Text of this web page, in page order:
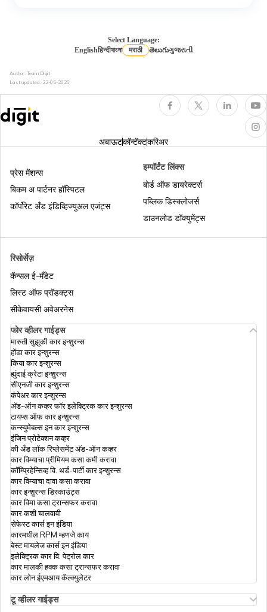
भारतात विद्यार्थी पासपोर्टसाठी
पासपोर्ट सेवा केंद्र म्हणजे काय:
पासपोर्टमध्ये ECNR म्हणजे काय:
पासपोर्टसाठी आरटीआय अर्ज कसा दाखल करावा
पासपोर्टवर नाव व पत्ता कसा बदलायचा
डुप्लिकेट पासपोर्ट कसा मिळवावा
भारतातील पासपोर्टचे विविध प्रकार
पासपोर्टला लस प्रमाणपत्राशी कसे जोडावे
Select Language:
Englishहिन्दीবাংলা मराठी తెలుగుગુજરાતી
Author: Team Digit
Last updated: 22-05-2026
अबाऊटकॉन्टॅक्टकरिअर
रिसोर्सेज़
कॅन्सल ई-मँडेट
लिस्ट ऑफ प्रॉडक्ट्स
सीकेवायसी अवेअरनेस
प्रेस मेंशन्स
बिकम अ पार्टनर हॉस्पिटल
कॉर्पोरेट अँड इंडिव्हिज्युअल एजंट्स
इम्पॉर्टंट लिंक्स
बोर्ड ऑफ डायरेक्टर्स
पब्लिक डिस्क्लोजर्स
डाउनलोड डॉक्युमेंट्स
फोर व्हीलर गाईड्स
मारुती सुझुकी कार इन्शुरन्स
होंडा कार इन्शुरन्स
किया कार इन्शुरन्स
ह्युंदाई क्रेटा इन्शुरन्स
सीएनजी कार इन्शुरन्स
कंपेअर कार इन्शुरन्स
अ‍ॅड-ऑन कव्हर फॉर इलेक्ट्रिक कार इन्शुरन्स
टायप्स ऑफ कार इन्शुरन्स
कन्स्युमेबल्स इन कार इन्शुरन्स
इंजिन प्रोटेक्शन कव्हर
की अँड लॉक रिप्लेसमेंट अ‍ॅड-ऑन कव्हर
कार विम्याचा प्रीमियम कसा कमी करावा
कॉम्प्रिहेन्सिव्ह वि. थर्ड-पार्टी कार इन्शुरन्स
कार विम्याचा दावा कसा करावा
कार इन्शुरन्स डिस्काउंट्स
कार विमा कसा ट्रान्सफर करावा
कार कशी चालवावी
सेफेस्ट कार्स इन इंडिया
कारमधील RPM म्हणजे काय
बेस्ट मायलेज कार्स इन इंडिया
इलेक्ट्रिक कार वि. पेट्रोल कार
कार मालकी हक्क कसा ट्रान्सफर करावा
कार लोन ईएमआय कॅल्क्युलेटर
टू व्हीलर गाईड्स